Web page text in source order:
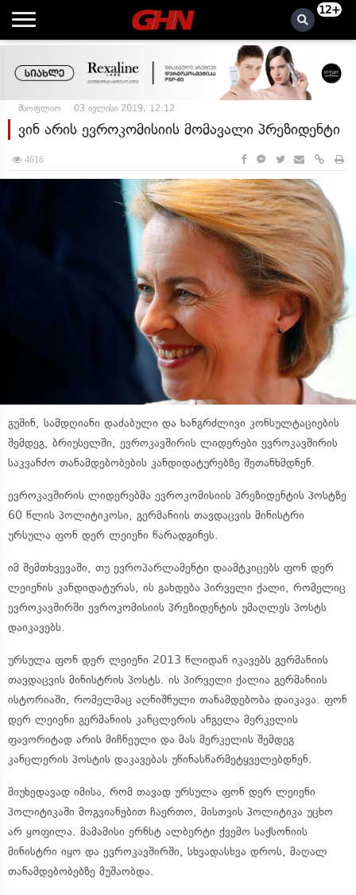
12+
მსოფლიო 03 ივლისი 2019, 12:12
ვინ არის ევროკომისიის მომავალი პრეზიდენტი
4616
გუშინ, სამდღიანი დაძაბული და ხანგრძლივი კონსულტაციების
შემდეგ, ბრიუსელში, ევროკავშირის ლიდერები ევროკავშირის
საკვანძო თანამდებობების კანდიდატურებზე შეთანხმდნენ.
ევროკავშირის ლიდერებმა ევროკომისიის პრეზიდენტის პოსტზე
60 წლის პოლიტიკოსი, გერმანიის თავდაცვის მინისტრი
ურსულა ფონ დერ ლეიენი წარადგინეს.
იმ შემთხვევაში, თუ ევროპარლამენტი დაამტკიცებს ფონ დერ
ლეიენის კანდიდატურას, ის გახდება პირველი ქალი, რომელიც
ევროკავშირში ევროკომისიის პრეზიდენტის უმაღლეს პოსტს
დაიკავებს.
ურსულა ფონ დერ ლეიენი 2013 წლიდან იკავებს გერმანიის
თავდაცვის მინისტრის პოსტს. ის პირველი ქალია გერმანიის
ისტორიაში, რომელმაც აღნიშნული თანამდებობა დაიკავა. ფონ
დერ ლეიენი გერმანიის კანცლერის ანგელა მერკელის
ფავორიტად არის მიჩნეული და მას მერკელის შემდეგ
კანცლერის პოსტის დაკავებას უწინასწარმეტყველებდნენ.
მიუხედავად იმისა, რომ თავად ურსულა ფონ დერ ლეიენი
პოლიტიკაში მოგვიანებით ჩაერთო, მისთვის პოლიტიკა უცხო
არ ყოფილა. მამამისი ერნსტ ალბერტი ქვემო საქსონიის
მინისტრი იყო და ევროკავშირში, სხვადასხვა დროს, მაღალ
თანამდებობებზე მუშაობდა.